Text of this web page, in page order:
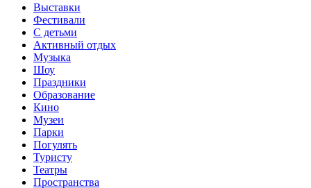
Выставки
Фестивали
С детьми
Активный отдых
Музыка
Шоу
Праздники
Образование
Кино
Музеи
Парки
Погулять
Туристу
Театры
Пространства